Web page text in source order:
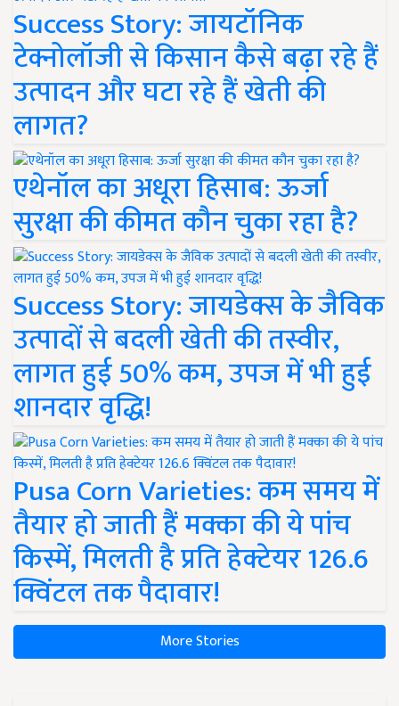
Success Story: जायटॉनिक
टेक्नोलॉजी से किसान कैसे बढ़ा रहे हैं
उत्पादन और घटा रहे हैं खेती की
लागत?
एथेनॉल का अधूरा हिसाब: ऊर्जा
सुरक्षा की कीमत कौन चुका रहा है?
Success Story: जायडेक्स के जैविक
उत्पादों से बदली खेती की तस्वीर,
लागत हुई 50% कम, उपज में भी हुई
शानदार वृद्धि!
Pusa Corn Varieties: कम समय में
तैयार हो जाती हैं मक्का की ये पांच
किस्में, मिलती है प्रति हेक्टेयर 126.6
क्विंटल तक पैदावार!
More Stories